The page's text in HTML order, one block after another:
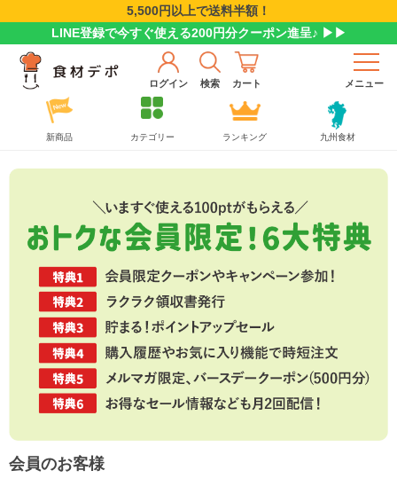
5,500円以上で送料半額！
LINE登録で今すぐ使える200円分クーポン進呈♪ ▶▶
ログイン 検索 カート メニュー
新商品 カテゴリー ランキング 九州食材
会員のお客様